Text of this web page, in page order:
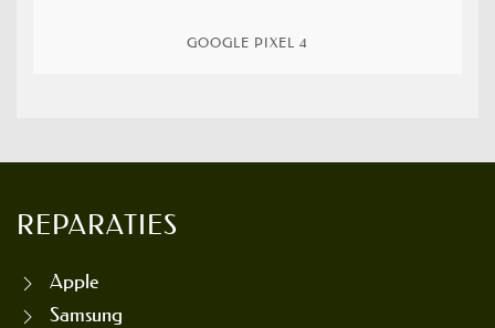
GOOGLE PIXEL 4
REPARATIES
Apple
Samsung